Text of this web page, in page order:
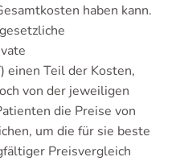
haben kann.
einen Teil der Kosten,
von der jeweiligen
die Preise von
um die für sie beste
Preisvergleich